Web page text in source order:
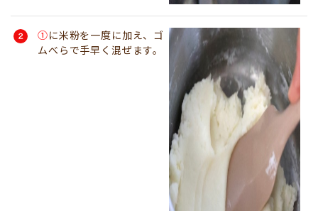
①に米粉を一度に加え、ゴ
ムべらで手早く混ぜます。